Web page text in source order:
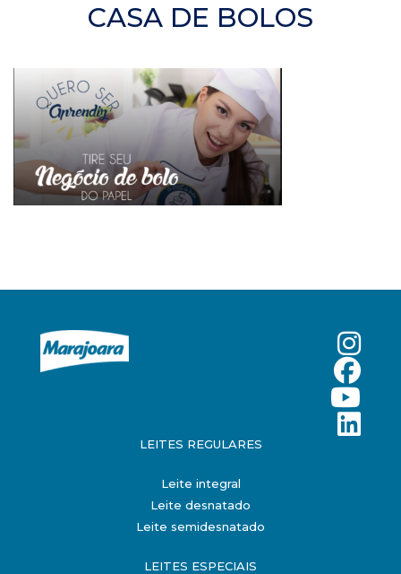
CASA DE BOLOS
LEITES REGULARES
Leite integral
Leite desnatado
Leite semidesnatado
LEITES ESPECIAIS